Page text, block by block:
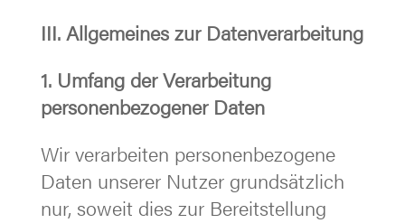
III. Allgemeines zur Datenverarbeitung
1. Umfang der Verarbeitung
personenbezogener Daten
Wir verarbeiten personenbezogene
Daten unserer Nutzer grundsätzlich
nur, soweit dies zur Bereitstellung